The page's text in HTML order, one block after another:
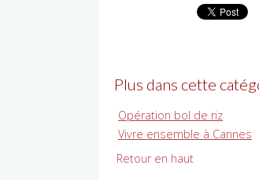
Plus dans cette
Opération bol de riz
Vivre ensemble à Cannes
Retour en haut